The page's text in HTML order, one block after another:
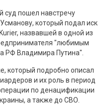
суд пошел навстречу
который подал иск
назвавшей в одной из
"любимым
РФ Владимира Путина".
который подробно описал
и их роль в период
по денацификации
а также до СВО.